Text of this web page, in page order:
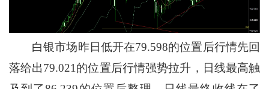
白银市场昨日低开在79.598的位置后行情先回
落给出79.021的位置后行情强势拉升，日线最高触